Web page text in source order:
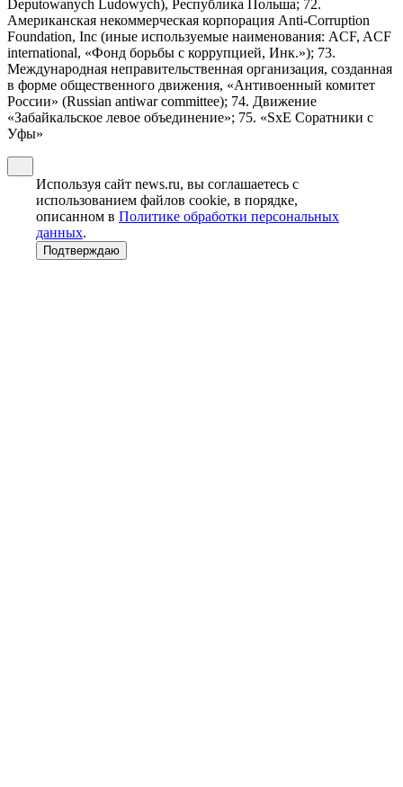
Deputowanych Ludowych), Республика Польша; 72.
Американская некоммерческая корпорация Anti-Corruption
Foundation, Inc (иные используемые наименования: ACF, ACF
international, «Фонд борьбы с коррупцией, Инк.»); 73.
Международная неправительственная организация, созданная
в форме общественного движения, «Антивоенный комитет
России» (Russian antiwar committee); 74. Движение
«Забайкальское левое объединение»; 75. «SxE Соратники с
Уфы»
Используя сайт news.ru, вы соглашаетесь с
использованием файлов cookie, в порядке,
описанном в Политике обработки персональных
данных.
Подтверждаю